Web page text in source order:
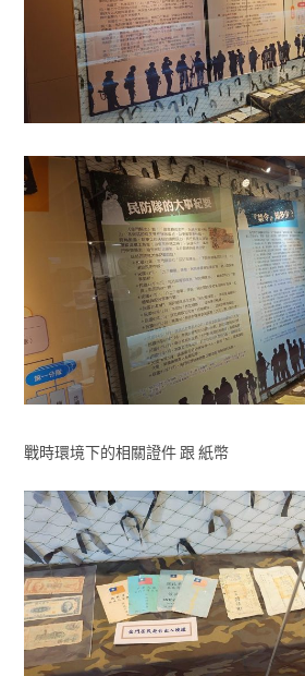
戰時環境下的相關證件 跟 紙幣